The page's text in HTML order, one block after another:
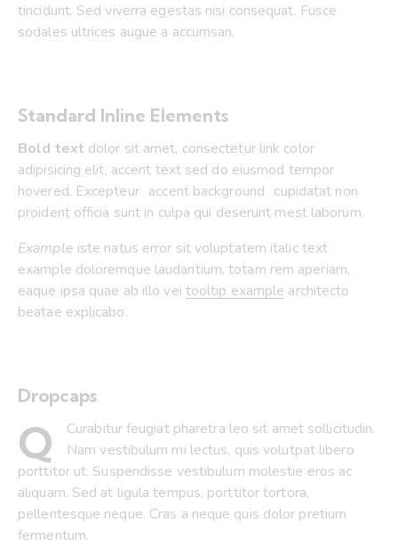
tincidunt. Sed viverra egestas nisi consequat. Fusce
sodales ultrices augue a accumsan.
Standard Inline Elements
Bold text dolor sit amet, consectetur link color
adipisicing elit, accent text sed do eiusmod tempor
hovered. Excepteur accent background cupidatat non
proident officia sunt in culpa qui deserunt mest laborum.
Example iste natus error sit voluptatem italic text
example doloremque laudantium, totam rem aperiam,
eaque ipsa quae ab illo vei tooltip example architecto
beatae explicabo.
Dropcaps
Q
Curabitur feugiat pharetra leo sit amet sollicitudin.
Nam vestibulum mi lectus, quis volutpat libero
porttitor ut. Suspendisse vestibulum molestie eros ac
aliquam. Sed at ligula tempus, porttitor tortora,
pellentesque neque. Cras a neque quis dolor pretium
fermentum.